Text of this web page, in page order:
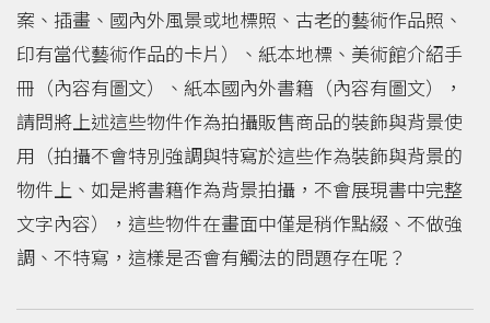
案、插畫、國內外風景或地標照、古老的藝術作品照、
印有當代藝術作品的卡片）、紙本地標、美術館介紹手
冊（內容有圖文）、紙本國內外書籍（內容有圖文），
請問將上述這些物件作為拍攝販售商品的裝飾與背景使
用（拍攝不會特別強調與特寫於這些作為裝飾與背景的
物件上、如是將書籍作為背景拍攝，不會展現書中完整
文字內容），這些物件在畫面中僅是稍作點綴、不做強
調、不特寫，這樣是否會有觸法的問題存在呢？